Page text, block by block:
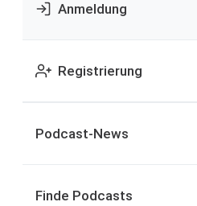
Anmeldung
Registrierung
Podcast-News
Finde Podcasts